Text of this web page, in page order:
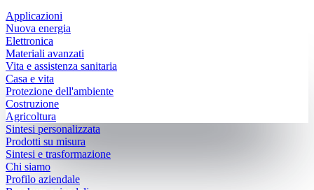
Applicazioni
Nuova energia
Elettronica
Materiali avanzati
Vita e assistenza sanitaria
Casa e vita
Protezione dell'ambiente
Costruzione
Agricoltura
Sintesi personalizzata
Prodotti su misura
Sintesi e trasformazione
Chi siamo
Profilo aziendale